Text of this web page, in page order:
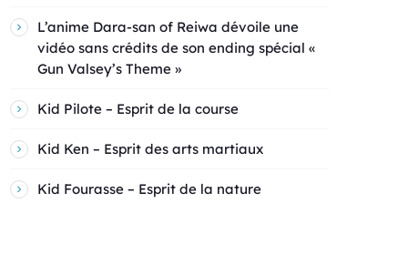
L’anime Dara-san of Reiwa dévoile une
vidéo sans crédits de son ending spécial «
Gun Valsey’s Theme »
Kid Pilote – Esprit de la course
Kid Ken – Esprit des arts martiaux
Kid Fourasse – Esprit de la nature